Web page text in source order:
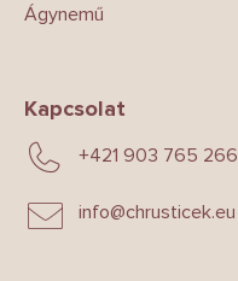
Ágynemű
Kapcsolat
info@chrusticek.eu
+421 903 765 266